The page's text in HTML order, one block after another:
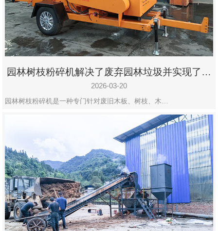
园林树枝粉碎机解决了废弃园林垃圾并实现了再
利用
2026-03-20
园林树枝粉碎机是一种专门针对废旧木板、树枝、木…